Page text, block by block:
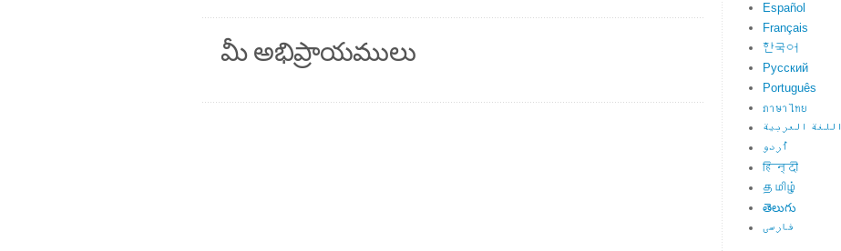
మీ అభిప్రాయములు
Español
Français
한국어
Русский
Português
ภาษาไทย
اللغة العربية
اُردو
हिन्दी
தமிழ்
తెలుగు
فارسی